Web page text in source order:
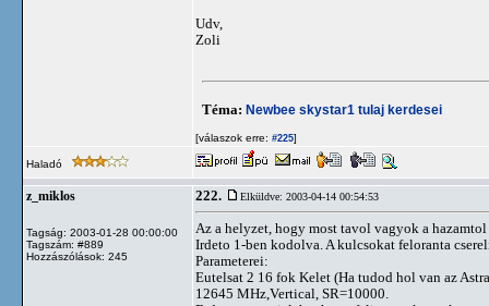
Udv,
Zoli
Téma: Newbee skystar1 tulaj kerdesei
[válaszok erre: #225]
Haladó
z_miklos
Tagság: 2003-01-28 00:00:00
Tagszám: #889
Hozzászólások: 245
222. Elküldve: 2003-04-14 00:54:53
Az a helyzet, hogy most tavol vagyok a
Irdeto 1-ben kodolva. A kulcsokat feloranta
Parameterei:
Eutelsat 2 16 fok Kelet (Ha tudod hol van az
12645 MHz,Vertical, SR=10000.